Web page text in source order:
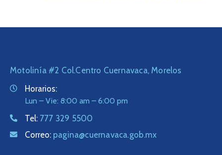
Motolinía #2 Col.Centro Cuernavaca, Morelos
Horarios:
Lun – Vie: 8:00 am – 6:00 pm
Tel: 777 329 5500
Correo: pagina@cuernavaca.gob.mx